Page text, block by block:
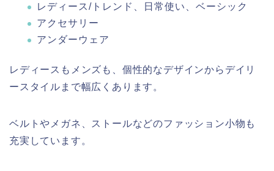
レディース/トレンド、日常使い、ベーシック
アクセサリー
アンダーウェア
レディースもメンズも、個性的なデザインからデイリ
ースタイルまで幅広くあります。
ベルトやメガネ、ストールなどのファッション小物も
充実しています。